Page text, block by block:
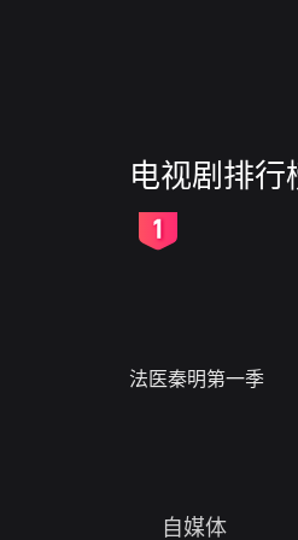
电视剧排行
法医秦明第一季
自媒体